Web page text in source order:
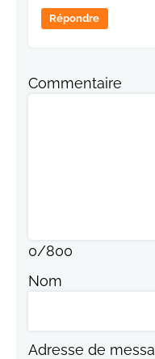
Répondre
Commentaire
0/800
Nom
Adresse de